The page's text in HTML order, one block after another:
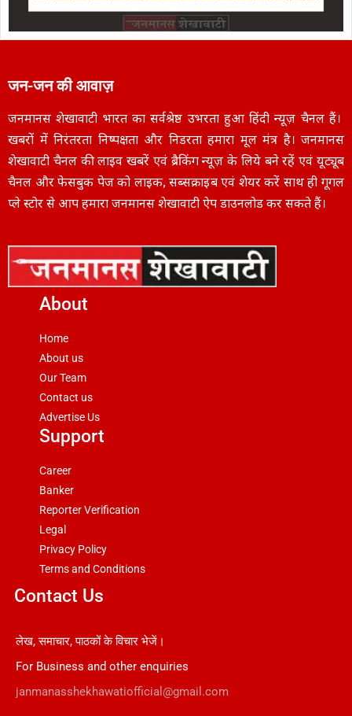
जन-जन की आवाज़
जनमानस शेखावाटी भारत का सर्वश्रेष्ठ उभरता हुआ हिंदी न्यूज़ चैनल हैं।
खबरों में निरंतरता निष्पक्षता और निडरता हमारा मूल मंत्र है। जनमानस
शेखावाटी चैनल की लाइव खबरें एवं ब्रैकिंग न्यूज़ के लिये बने रहें एवं यूट्यूब
चैनल और फेसबुक पेज को लाइक, सब्सक्राइब एवं शेयर करें साथ ही गूगल
प्ले स्टोर से आप हमारा जनमानस शेखावाटी ऐप डाउनलोड कर सकते हैं।
About
Home
About us
Our Team
Contact us
Advertise Us
Support
Career
Banker
Reporter Verification
Legal
Privacy Policy
Terms and Conditions
Contact Us
लेख, समाचार, पाठकों के विचार भेजें।
For Business and other enquiries
janmanasshekhawatiofficial@gmail.com